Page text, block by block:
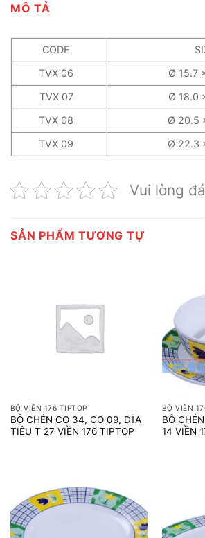
MÔ TẢ
CODE
TVX 06
Ø 15.7
TVX 07
Ø 18.0
TVX 08
Ø 20.5
TVX 09
Ø 22.3
Vui lòng
SẢN PHẨM TƯƠNG TỰ
BỘ VIỀN 176 TIPTOP
BỘ CHÉN CO 34, CO 09, DĨA
TIÊU T 27 VIỀN 176 TIPTOP
BỘ VIỀN
BỘ
14 VIỀN